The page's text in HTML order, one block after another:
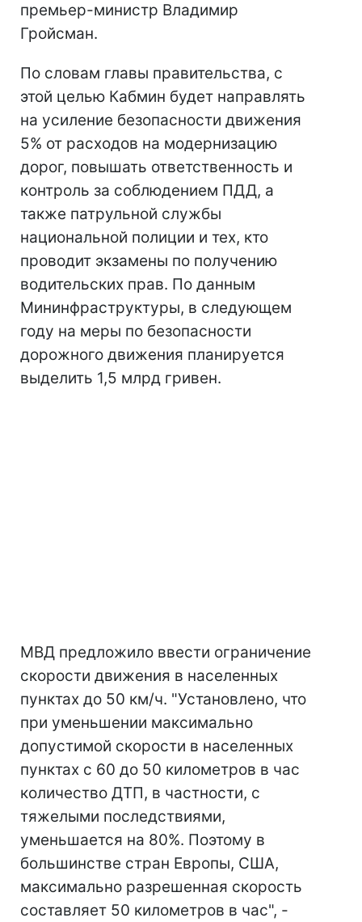
премьер-министр Владимир
Гройсман.
По словам главы правительства, с
этой целью Кабмин будет направлять
на усиление безопасности движения
5% от расходов на модернизацию
дорог, повышать ответственность и
контроль за соблюдением ПДД, а
также патрульной службы
национальной полиции и тех, кто
проводит экзамены по получению
водительских прав. По данным
Мининфраструктуры, в следующем
году на меры по безопасности
дорожного движения планируется
выделить 1,5 млрд гривен.
МВД предложило ввести ограничение
скорости движения в населенных
пунктах до 50 км/ч. "Установлено, что
при уменьшении максимально
допустимой скорости в населенных
пунктах с 60 до 50 километров в час
количество ДТП, в частности, с
тяжелыми последствиями,
уменьшается на 80%. Поэтому в
большинстве стран Европы, США,
максимально разрешенная скорость
составляет 50 километров в час", -